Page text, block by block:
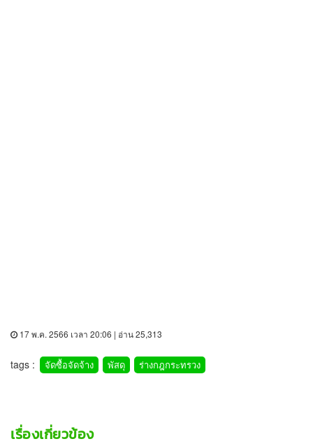
17 พ.ค. 2566 เวลา 20:06 | อ่าน 25,313
tags : จัดซื้อจัดจ้าง พัสดุ ร่างกฎกระทรวง
เรื่องเกี่ยวข้อง